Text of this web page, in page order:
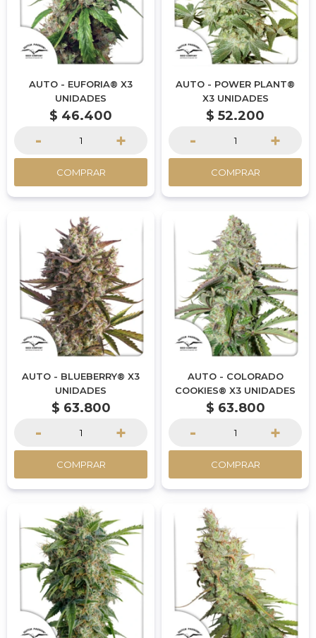
AUTO - EUFORIA® X3
UNIDADES
$ 46.400
- +
COMPRAR
AUTO - POWER PLANT®
X3 UNIDADES
$ 52.200
- +
COMPRAR
AUTO - BLUEBERRY® X3
UNIDADES
$ 63.800
- +
COMPRAR
AUTO - COLORADO
COOKIES® X3 UNIDADES
$ 63.800
- +
COMPRAR